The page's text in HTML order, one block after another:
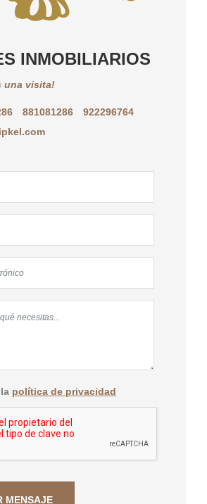
INMOBILIARIOS
una visita!
881081286
922296764
política de privacidad